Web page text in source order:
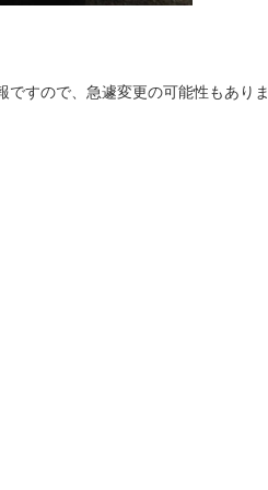
ですので、急遽変更の可能性もあり